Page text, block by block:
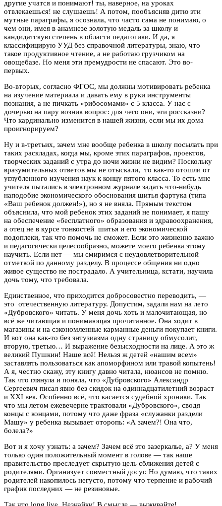
другие учатся и понимают! ты, наверное, на уроках
отвлекаешься! не слушаешь! А потом, пообъясняв дитю эти
мутные параграфы, я осознала, что часто сама не понимаю, о
чем они, имея в анамнезе золотую медаль за школу и
кандидатскую степень в области педагогики. И да, я
классифицирую УУД без справочной литературы, знаю, что
такое продуктивное чтение, а не работаю грузчиком на
овощебазе. Но меня эти премудрости не спасают. Это во-
первых.
Во-вторых, согласно ФГОС, мы должны мотивировать ребенка
на изучение материала и давать ему в руки инструменты
познания, а не пичкать «рибосомами» с 5 класса. У нас с
дочерью на пару возник вопрос: для чего они, эти россказни?
Что кардинально изменится в нашей жизни, если мы их дома
проигнорируем?
Ну и в-третьих, зачем мне вообще ребенка в школу посылать при
таких раскладах, когда мы, кроме этих параграфов, проектов,
творческих заданий с утра до ночи жизни не видим? Поскольку
вразумительных ответов мы не отыскали, то как-то отошли от
углубленного изучения наук к концу пятого класса. То есть мне
учителя пытались в электронном журнале задать что-нибудь
наподобие экономического обоснования шитья фартука (типа
«Ваш ребенок должен!»), но я не вняла. Прямым текстом
объяснила, что мой ребенок этих заданий не понимает, я пашу
на обеспечение «бесплатного» образования и здравоохранения,
а отец не в курсе тонкостей шитья и его экономической
подоплеки, так что помочь не сможет. Если это жизненно важно
и педагогически целесообразно, можете моего ребенка этому
научить. Если нет — мы смиримся с неудовлетворительной
отметкой по данному разделу. В процессе общения ни одно
живое существо не пострадало. А учительница, кстати, научила
дочь тому, что требовала.
Единственное, что приходится добросовестно переводить, —
это отечественную литературу. Допустим, задали нам на лето
«Дубровского» читать. У меня дочь хоть и малочитающая, но
всё же читающая и понимающая прочитанное. Она ходит в
магазины и на сэкономленные карманные деньги покупает книги.
И вот она как-то без энтузиазма одну страницу обмусолит,
вторую, третью… И выражение безысходности на лице. А это ж
великий Пушкин! Наше всё! Нельзя ж детей «нашим всем»
заставлять пользоваться как апоморфином или травой копытень!
А я, честно скажу, эту книгу давно читала, нюансов не помню.
Так что глянула и поняла, что «Дубровского» Александр
Сергеевич писал явно без скидок на одиннадцатилетний возраст
и XXI век. Особенно всё, что касается судебной хроники. Так
что мы летом ежевечерне трактовали «Дубровского», сводя
концы с концами, потому что даже фраза «служанки раздели
Машу» у ребенка вызывает оторопь: «А зачем?! Она что,
болела?»
Вот и я хочу узнать: а зачем? Зачем всё это зазеркалье, а? У меня
только один положительный момент в голове — так наше
правительство преследует скрытую цель сближения детей с
родителями. Организует совместный досуг. Но думаю, что таких
родителей накопилось негусто, потому что терпение и рабочий
график последних — не резиновые.